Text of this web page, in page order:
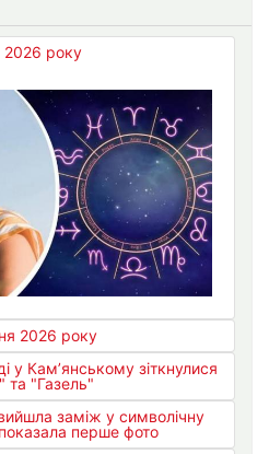
2026 року
2026 року
у Кам’янському зіткнулися
та "Газель"
заміж у символічну
перше фото